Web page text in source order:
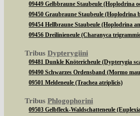
09449 Gelbbraune Staubeule (Hoplodrina
09450 Graubraune Staubeule (Hoplodrina
09454 Hellbraune Staubeule (Hoplodrina
09456 Dreilinieneule (Charanyca
Tribus Dypterygiini
09481 Dunkle Knötericheule (Dypterygia
09490 Schwarzes Ordensband (Mormo
09501 Meldeneule (Trachea atriplicis)
Tribus Phlogophorini
09503 Gelbfleck-Waldschatteneule